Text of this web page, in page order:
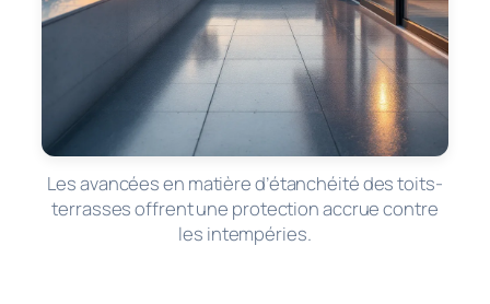
Les avancées en matière d’étanchéité des toits-
terrasses offrent une protection accrue contre
les intempéries.